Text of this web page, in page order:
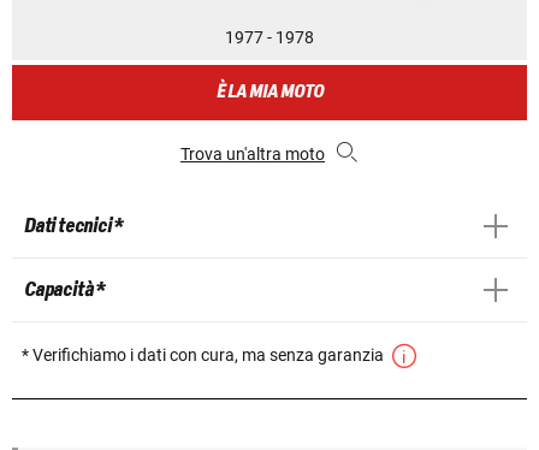
1977 - 1978
È LA MIA MOTO
Trova un'altra moto
Dati tecnici *
Capacità *
* Verifichiamo i dati con cura, ma senza garanzia